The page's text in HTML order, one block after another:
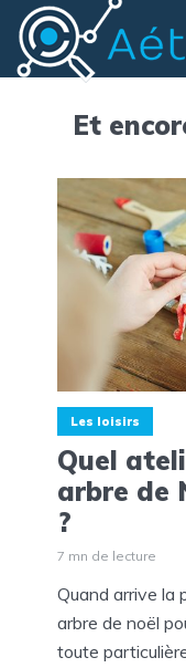
Et
Les loisirs
Quel
arbre de
?
7 mn de lecture
Quand arrive la
arbre de noël
toute